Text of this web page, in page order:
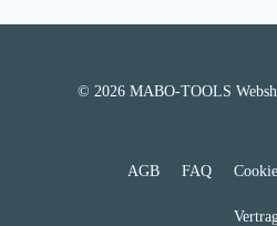
© 2026 MABO-TOOLS
AGB FAQ